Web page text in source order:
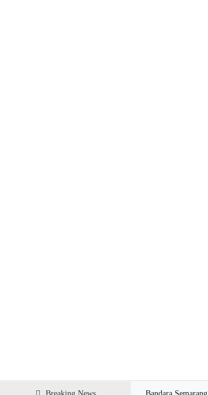
Breaking News